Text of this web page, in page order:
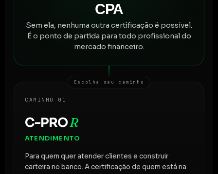
CPA
Sem ela, nenhuma outra certificação é possível.
É o ponto de partida para todo profissional do
mercado financeiro.
Escolha seu caminho
CAMINHO 01
C-PROR
ATENDIMENTO
Para quem quer atender clientes e construir
carteira no banco. A certificação de quem está na